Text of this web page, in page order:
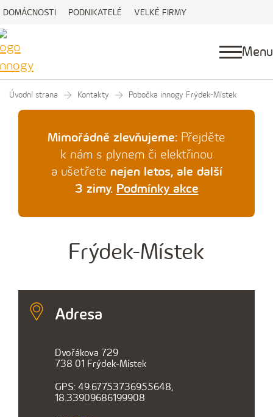
DOMÁCNOSTI PODNIKATELÉ VELKÉ FIRMY
Menu
Úvodní strana Kontakty Pobočka innogy Frýdek-Místek
Mimořádně zlevňujeme: Přejděte
k nám s plynem či elektřinou
a ušetřete nejen letos, ale další
3 zimy. Podmínky akce
Frýdek-Místek
Adresa
Dvořákova 729
738 01 Frýdek-Místek
GPS: 49.67753736955648,
18.33909686199908